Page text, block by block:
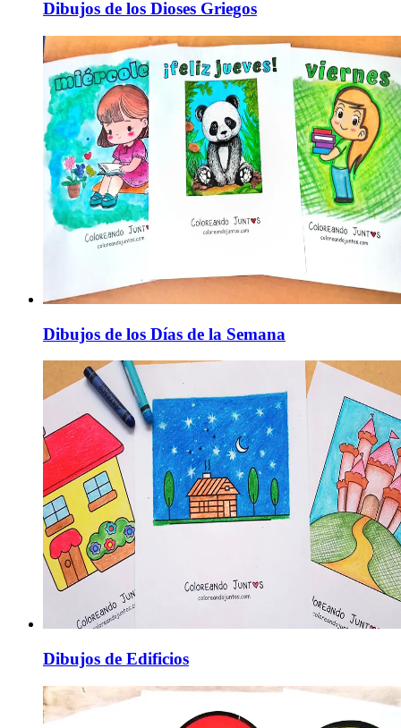
Dibujos de los Dioses Griegos
Dibujos de los Días de la Semana
Dibujos de Edificios